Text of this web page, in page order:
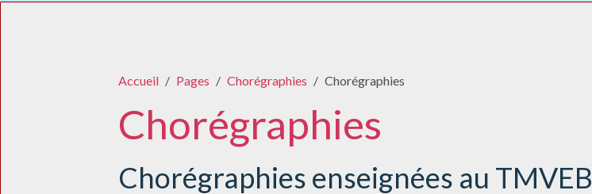
Accueil Pages Chorégraphies Chorégraphies
Chorégraphies
Chorégraphies enseignées au TMVEB